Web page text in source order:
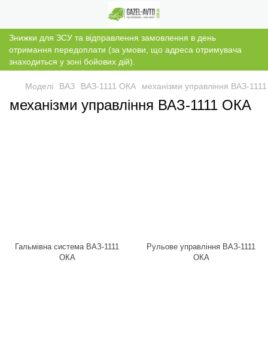
Знижки для ЗСУ та відправлення замовлення в день
отримання передоплати (за умови, що адреса отримувача
знаходиться у зоні бойових дій).
Моделі ВАЗ ВАЗ-1111 ОКА механізми управління ВАЗ-
механізми управління ВАЗ-1111 ОКА
Гальмівна система ВАЗ-1111
ОКА
Рульове управління ВАЗ-1111
ОКА